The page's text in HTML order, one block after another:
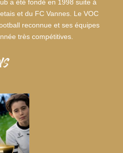
a été fondé en 1998 suite à
et du FC Vannes. Le VOC
reconnue et ses équipes
très compétitives.